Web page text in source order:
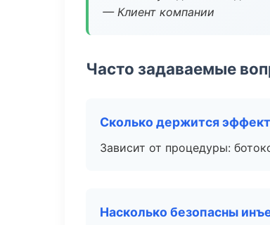
— Клиент компании
Часто задаваемые
Сколько держится
Зависит от процедуры:
Насколько безопасны